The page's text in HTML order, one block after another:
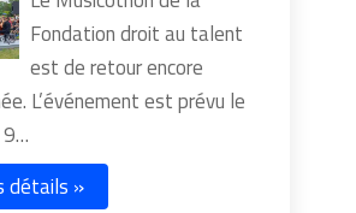
Fondation droit au talent
est de retour encore
L’événement est prévu le
9…
détails »